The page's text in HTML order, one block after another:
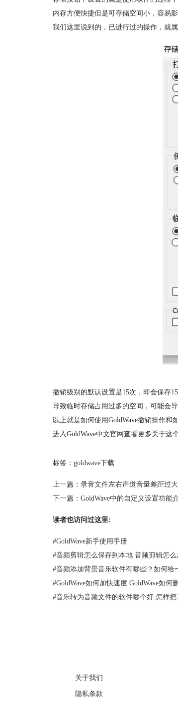
内存方便快捷但是可存储空间小，容易
我们这里说到的，已进行过的操作，就
撤销级别的默认设置是15次，即会保存
导致临时存储占用过多的空间，可能会
以上就是如何使用GoldWave撤销操作
进入GoldWave中文官网查看更多关于这
标签：goldwave下载
上一篇：录音文件左右声道音量差距过
下一篇：GoldWave中的自定义设置功能
读者也访问过这里:
#GoldWave新手使用手册
#音频剪辑怎么保存到本地 音频剪辑怎
#音频添加背景音乐软件有哪些？如何给
#GoldWave如何加快速度 GoldWave如何
#音乐转为音频文件的软件哪个好 怎样
关于我们
隐私条款